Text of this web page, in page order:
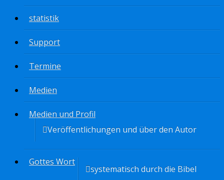
statistik
Support
Termine
Medien
Medien und Profil
Veröffentlichungen und über den Autor
Gottes Wort
systematisch durch die Bibel